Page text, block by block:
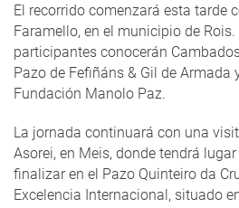
El recorrido comenzará esta tarde
Faramello, en el municipio de
participantes conocerán
Pazo de Fefiñáns & Gil de Armada
Fundación Manolo Paz.
La jornada continuará con una
Asorei, en Meis, donde tendrá
finalizar en el Pazo Quinteiro da
Excelencia Internacional, situado